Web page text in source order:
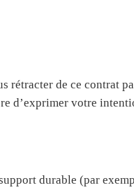
de ce contrat
d’exprimer votre
durable (par